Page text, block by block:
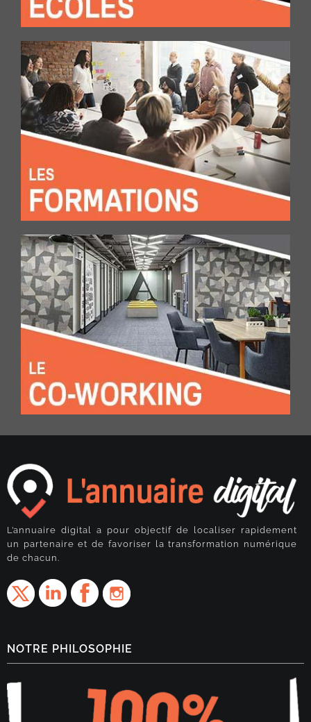
L’annuaire digital a pour objectif de localiser rapidement
un partenaire et de favoriser la transformation numérique
de chacun.
NOTRE PHILOSOPHIE